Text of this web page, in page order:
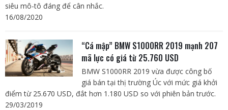
siêu mô-tô đáng để cân nhắc.
16/08/2020
“Cá mập” BMW S1000RR 2019 mạnh 207
mã lực có giá từ 25.760 USD
BMW S1000RR 2019 vừa được công bố
giá bán tại thị trường Úc với mức giá khởi
điểm từ 25.670 USD, đắt hơn 1.180 USD so với phiên bản trước.
29/03/2019